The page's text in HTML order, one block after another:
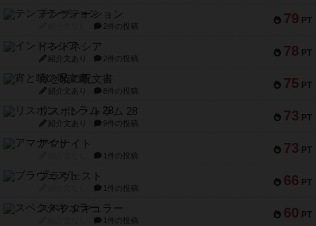
79 PT
テンプテーション
2件の投稿
78 PT
インドネシア
紹介文あり 2件の投稿
75 PT
宵と暁の呪文書
紹介文あり 8件の投稿
73 PT
リスボン・トラム 28
紹介文あり 9件の投稿
73 PT
アマナイト
1件の投稿
66 PT
ブラヴェスト
1件の投稿
60 PT
スペクタキュラー
1件の投稿